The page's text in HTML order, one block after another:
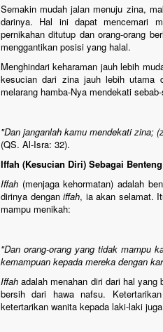
Semakin mudah jalan menuju zina,
darinya. Hal ini dapat mencemari
pernikahan ditutup dan orang-orang
menggantikan posisi yang halal.
Menghindari keharaman jauh lebih
kesucian dari zina jauh lebih utama
melarang hamba-Nya mendekati
"Dan janganlah kamu mendekati zina;
(QS. Al-Isra: 32).
Iffah (Kesucian Diri) Sebagai Benteng
Iffah (menjaga kehormatan) adalah
dirinya denganiffah, ia akan selamat.
mampu menikah:
"Dan orang-orang yang tidak mampu
kemampuan kepada mereka dengan
Iffah adalah menahan diri dari hal
bersih dari hawa nafsu.
ketertarikan wanita kepada laki-laki